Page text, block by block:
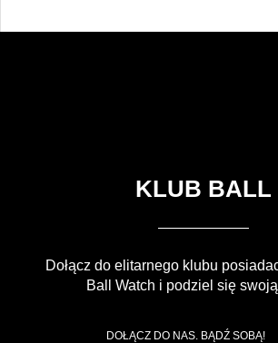
KLUB BALL
Dołącz do elitarnego klubu
Ball Watch i podziel się
DOŁĄCZ DO NAS. BĄDŹ SOBĄ!